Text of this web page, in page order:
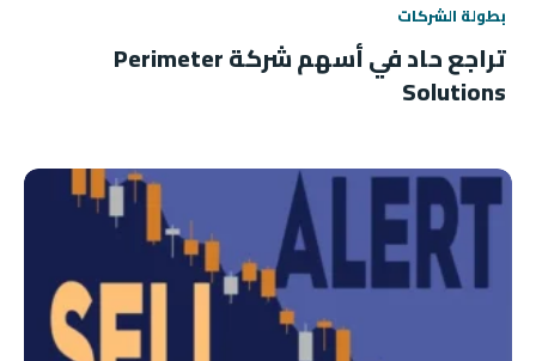
بطولة الشركات
تراجع حاد في أسهم شركة Perimeter
Solutions